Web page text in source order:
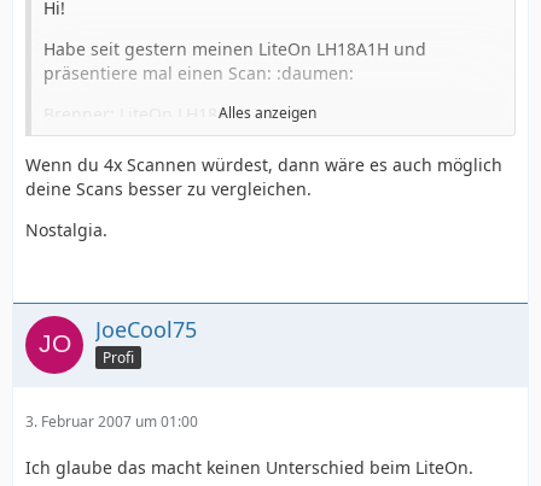
Hi!
Habe seit gestern meinen LiteOn LH18A1H und
präsentiere mal einen Scan: :daumen:
Brenner: LiteOn LH18A1H
Firmware: HL06
Brenngeschwindigkeit: 16x mit SmartBurn
Media ID: MCC 004
(vorher ge-"Lightscribe"-t)
Gruß, Stefan
Alles anzeigen
Wenn du 4x Scannen würdest, dann wäre es auch möglich
deine Scans besser zu vergleichen.
Nostalgia.
JoeCool75
Profi
3. Februar 2007 um 01:00
Ich glaube das macht keinen Unterschied beim LiteOn.